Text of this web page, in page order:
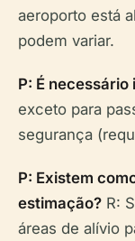
aeroporto está
podem variar.
P: É
exceto para
segurança
P: Existem
estimação? R:
áreas de alívio